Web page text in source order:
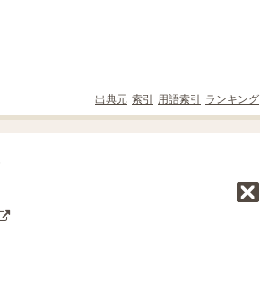
出典元 索引 用語索引 ランキング